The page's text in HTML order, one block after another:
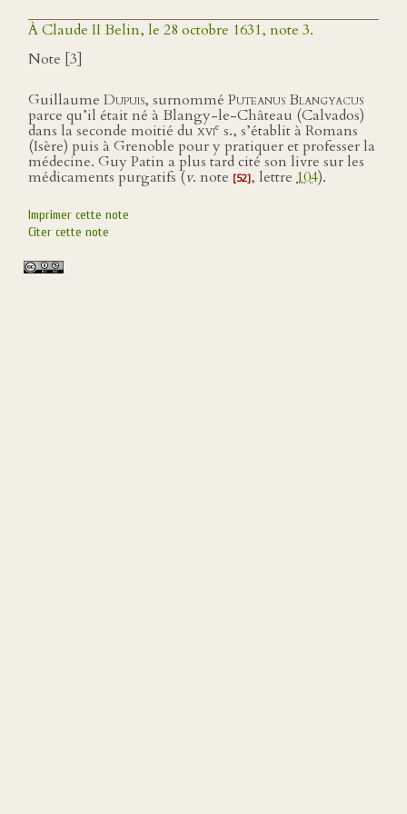
À Claude II Belin, le 28 octobre 1631, note 3.
Note [3]
Guillaume Dupuis, surnommé Puteanus Blangyacus
parce qu’il était né à Blangy-le-Château (Calvados)
dans la seconde moitié duxvie s., s’établit à Romans
(Isère) puis à Grenoble pour y pratiquer et professer la
médecine. Guy Patin a plus tard cité son livre sur les
médicaments purgatifs (v. note [52], lettre 104).
Imprimer cette note
Citer cette note